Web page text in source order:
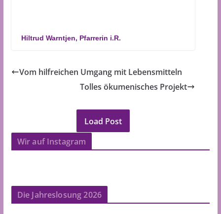
Hiltrud Warntjen, Pfarrerin i.R.
Vom hilfreichen Umgang mit Lebensmitteln
Tolles ökumenisches Projekt
Load Post
Wir auf Instagram
Die Jahreslosung 2026